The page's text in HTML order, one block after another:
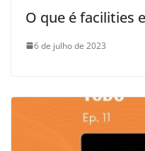
O que é facilities
6 de julho de 2023